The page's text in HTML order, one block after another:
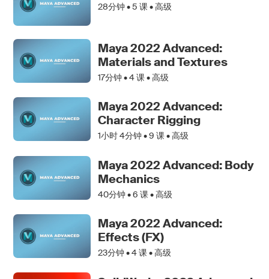
28分钟 •5 课 • 高级
Maya 2022 Advanced:
Materials and Textures
17分钟 •4课 • 高级
Maya 2022 Advanced:
Character Rigging
1小时 4分钟 •9 课 • 高级
Maya 2022 Advanced: Body
Mechanics
40分钟 •6 课 • 高级
Maya 2022 Advanced:
Effects (FX)
23分钟 •4课 • 高级